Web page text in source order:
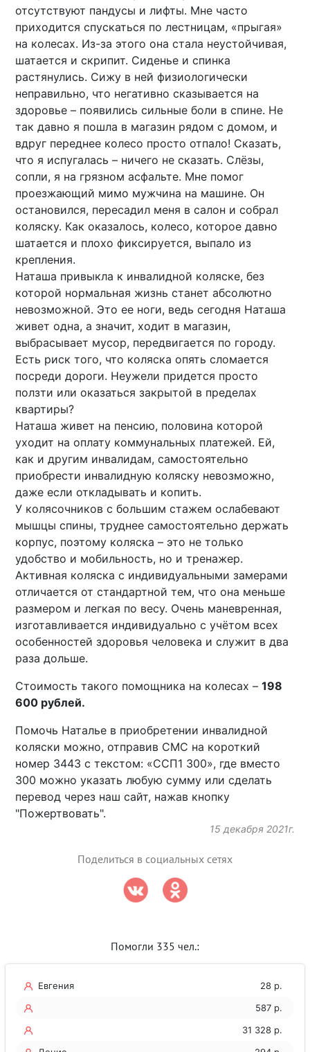
отсутствуют пандусы и лифты. Мне часто
приходится спускаться по лестницам, «прыгая»
на колесах. Из-за этого она стала неустойчивая,
шатается и скрипит. Сиденье и спинка
растянулись. Сижу в ней физиологически
неправильно, что негативно сказывается на
здоровье – появились сильные боли в спине. Не
так давно я пошла в магазин рядом с домом, и
вдруг переднее колесо просто отпало! Сказать,
что я испугалась – ничего не сказать. Слёзы,
сопли, я на грязном асфальте. Мне помог
проезжающий мимо мужчина на машине. Он
остановился, пересадил меня в салон и собрал
коляску. Как оказалось, колесо, которое давно
шатается и плохо фиксируется, выпало из
крепления.
Наташа привыкла к инвалидной коляске, без
которой нормальная жизнь станет абсолютно
невозможной. Это ее ноги, ведь сегодня Наташа
живет одна, а значит, ходит в магазин,
выбрасывает мусор, передвигается по городу.
Есть риск того, что коляска опять сломается
посреди дороги. Неужели придется просто
ползти или оказаться закрытой в пределах
квартиры?
Наташа живет на пенсию, половина которой
уходит на оплату коммунальных платежей. Ей,
как и другим инвалидам, самостоятельно
приобрести инвалидную коляску невозможно,
даже если откладывать и копить.
У колясочников с большим стажем ослабевают
мышцы спины, труднее самостоятельно держать
корпус, поэтому коляска – это не только
удобство и мобильность, но и тренажер.
Активная коляска с индивидуальными замерами
отличается от стандартной тем, что она меньше
размером и легкая по весу. Очень маневренная,
изготавливается индивидуально с учётом всех
особенностей здоровья человека и служит в два
раза дольше.
Стоимость такого помощника на колесах –198
600 рублей.
Помочь Наталье в приобретении инвалидной
коляски можно, отправив СМС на короткий
номер 3443 с текстом: «ССП1 300», где вместо
300 можно указать любую сумму или сделать
перевод через наш сайт, нажав кнопку
"Пожертвовать".
15 декабря 2021г.
Поделиться в социальных сетях
Помогли 335 чел.:
Евгения
28 р.
587 р.
31 328 р.